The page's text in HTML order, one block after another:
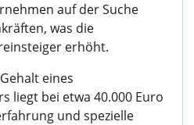
auf der Suche
was die
erhöht.
eines
liegt bei etwa 40.000 Euro
und spezielle